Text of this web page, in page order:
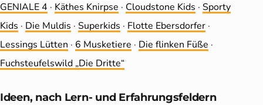
GENIALE 4 · Käthes Knirpse · Cloudstone Kids · Sporty
Kids · Die Muldis · Superkids · Flotte Ebersdorfer ·
Lessings Lütten · 6 Musketiere · Die flinken Füße ·
Fuchsteufelswild „Die Dritte“
Ideen, nach Lern- und Erfahrungs­feldern